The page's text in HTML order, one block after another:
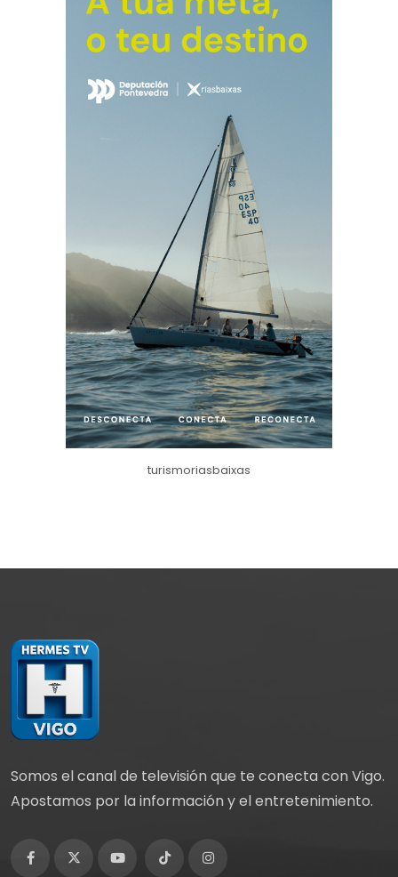
turismoriasbaixas
Somos el canal de televisión que te conecta con Vigo.
Apostamos por la información y el entretenimiento.